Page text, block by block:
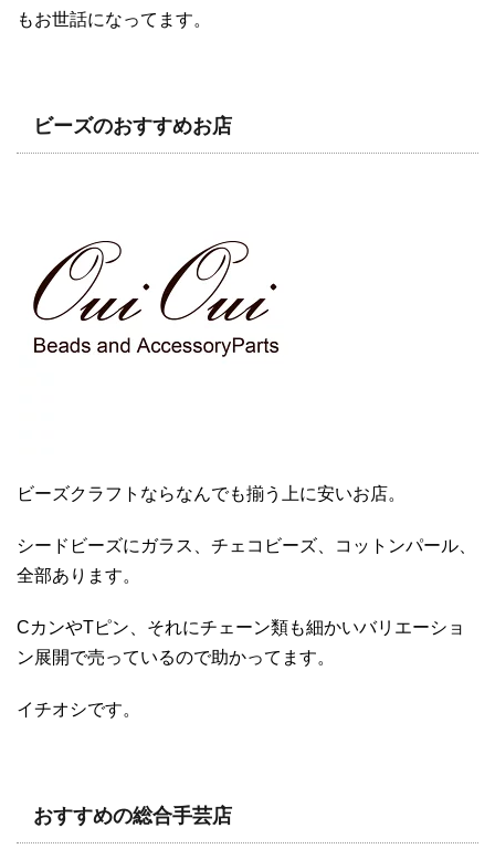
もお世話になってます。
ビーズのおすすめお店
ビーズクラフトならなんでも揃う上に安いお店。
シードビーズにガラス、チェコビーズ、コットンパール、
全部あります。
CカンやTピン、それにチェーン類も細かいバリエーショ
ン展開で売っているので助かってます。
イチオシです。
おすすめの総合手芸店